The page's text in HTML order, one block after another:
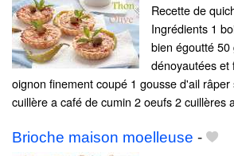
Recette de
Ingrédients 1
bien égoutté
dénoyautées et
oignon finement coupé 1 gousse d'ail
cuillère a café de cumin 2 oeufs 2 cuillères
Brioche maison moelleuse -